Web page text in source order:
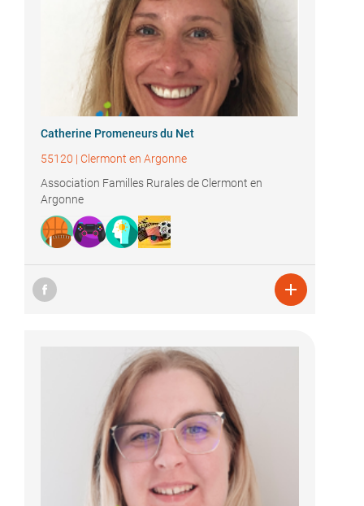
Catherine Promeneurs du Net
55120 | Clermont en Argonne
Association Familles Rurales de Clermont en
Argonne
